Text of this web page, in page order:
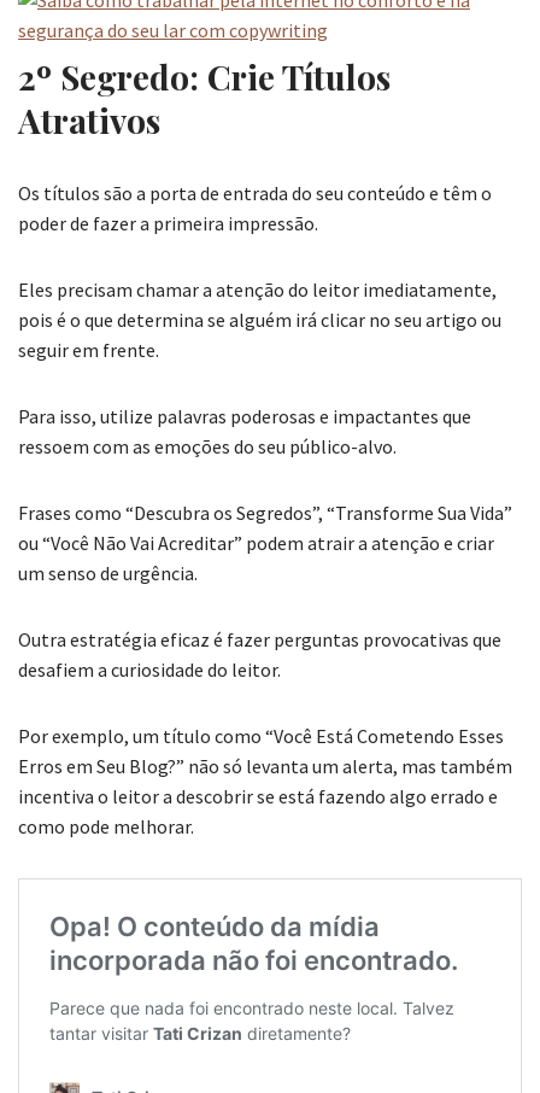
2º Segredo: Crie Títulos
Atrativos
Os títulos são a porta de entrada do seu conteúdo e têm o
poder de fazer a primeira impressão.
Eles precisam chamar a atenção do leitor imediatamente,
pois é o que determina se alguém irá clicar no seu artigo ou
seguir em frente.
Para isso, utilize palavras poderosas e impactantes que
ressoem com as emoções do seu público-alvo.
Frases como “Descubra os Segredos”, “Transforme Sua Vida”
ou “Você Não Vai Acreditar” podem atrair a atenção e criar
um senso de urgência.
Outra estratégia eficaz é fazer perguntas provocativas que
desafiem a curiosidade do leitor.
Por exemplo, um título como “Você Está Cometendo Esses
Erros em Seu Blog?” não só levanta um alerta, mas também
incentiva o leitor a descobrir se está fazendo algo errado e
como pode melhorar.